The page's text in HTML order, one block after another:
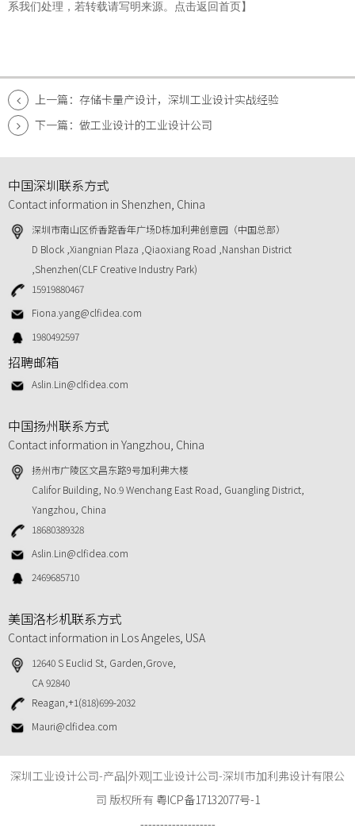
系我们处理，若转载请写明来源。
点击返回首页 】
上一篇：存储卡量产设计，深圳工业设计实战经验
下一篇：做工业设计的工业设计公司
中国深圳联系方式
Contact information in Shenzhen, China
深圳市南山区侨香路香年广场D栋加利弗创意园（中国总部）
D Block ,Xiangnian Plaza ,Qiaoxiang Road ,Nanshan District
,Shenzhen(CLF Creative Industry Park)
15919880467
Fiona.yang@clfidea.com
1980492597
招聘邮箱
Aslin.Lin@clfidea.com
中国扬州联系方式
Contact information in Yangzhou, China
扬州市广陵区文昌东路9号加利弗大楼
Califor Building, No.9 Wenchang East Road, Guangling District,
Yangzhou, China
18680389328
Aslin.Lin@clfidea.com
2469685710
美国洛杉机联系方式
Contact information in Los Angeles, USA
12640 S Euclid St, Garden,Grove,
CA 92840
Reagan,+1(818)699-2032
Mauri@clfidea.com
深圳工业设计公司-产品|外观|工业设计公司-深圳市加利弗设计有限公
司 版权所有 粤ICP备17132077号-1
-------------------